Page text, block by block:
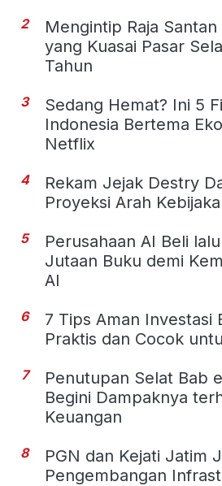
2
Mengintip Raja
yang Kuasai Pasar
Tahun
3
Sedang Hemat? Ini 5
Indonesia Bertema
Netflix
4
Rekam Jejak Destry
Proyeksi Arah
5
Perusahaan AI Beli
Jutaan Buku demi
AI
6
7 Tips Aman Investasi
Praktis dan Cocok
7
Penutupan Selat Bab
Begini Dampaknya
Keuangan
8
PGN dan Kejati Jatim
Pengembangan